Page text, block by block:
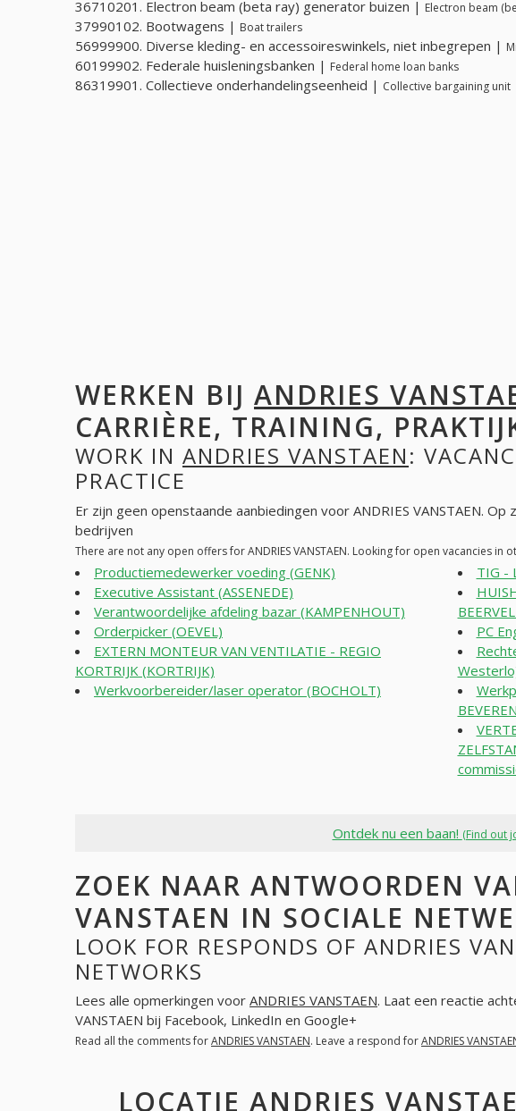
36710201. Electron beam (beta ray) generator buizen | Electron beam
37990102. Bootwagens | Boat trailers
56999900. Diverse kleding- en accessoireswinkels, niet inbegrepen |
60199902. Federale huisleningsbanken | Federal home loan banks
86319901. Collectieve onderhandelingseenheid | Collective bargaining unit
WERKEN BIJ ANDRIES
CARRIÈRE, TRAINING,
WORK IN ANDRIES VANSTAEN:
PRACTICE
Er zijn geen openstaande aanbiedingen voor ANDRIES VANSTAEN.
bedrijven
There are not any open offers for ANDRIES VANSTAEN. Looking for open vacancies in
Productiemedewerker voeding (GENK)
Executive Assistant (ASSENEDE)
Verantwoordelijke afdeling bazar (KAMPENHOUT)
Orderpicker (OEVEL)
EXTERN MONTEUR VAN VENTILATIE - REGIO
KORTRIJK (KORTRIJK)
Werkvoorbereider/laser operator (BOCHOLT)
TIG -
PC
Ontdek nu een baan! (Find out
ZOEK NAAR ANTWOORDEN
VANSTAEN IN SOCIALE
LOOK FOR RESPONDS OF ANDRIES
NETWORKS
Lees alle opmerkingen voor ANDRIES VANSTAEN. Laat een reactie
VANSTAEN bij Facebook, LinkedIn en Google+
Read all the comments forANDRIES VANSTAEN. Leave a respond forANDRIES
LOCATIE ANDRIES